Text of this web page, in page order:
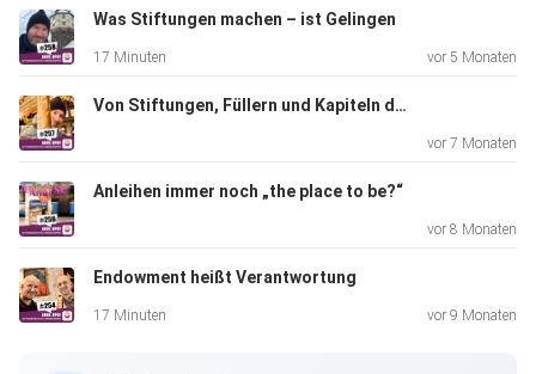
Was Stiftungen machen – ist Gelingen
17 Minuten vor 5 Monaten
Von Stiftungen, Füllern und Kapiteln des Gelingens
vor 7 Monaten
Anleihen immer noch „the place to be?“
vor 8 Monaten
Endowment heißt Verantwortung
17 Minuten vor 9 Monaten